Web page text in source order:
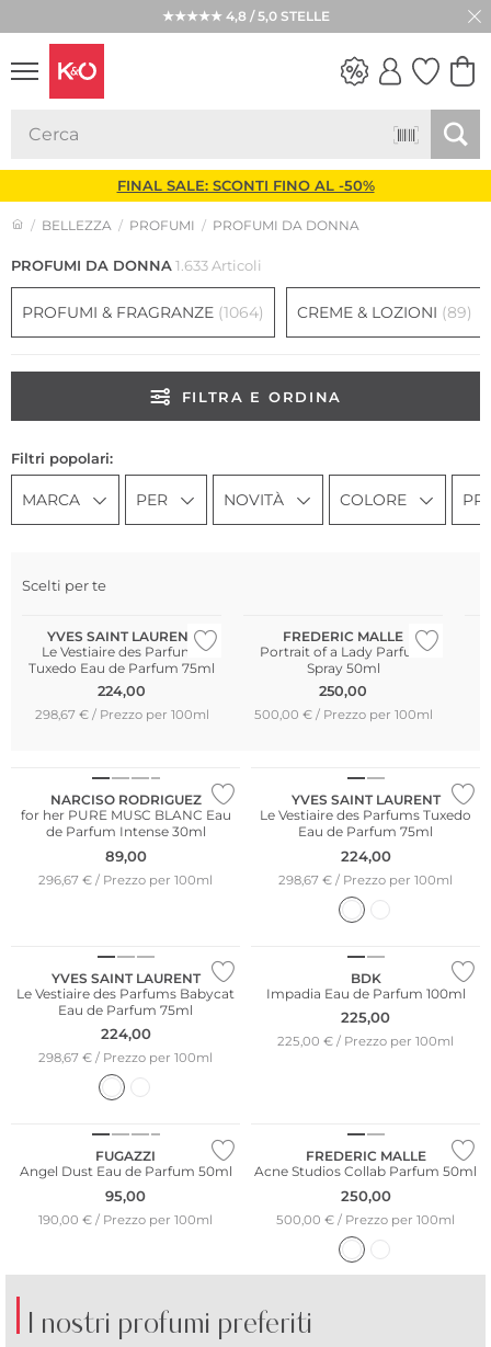
★★★★★ 4,8 / 5,0 STELLE
FINAL SALE: SCONTI FINO AL -50%
BELLEZZA PROFUMI PROFUMI DA DONNA
PROFUMI DA DONNA1.633 Articoli
PROFUMI & FRAGRANZE (1064) CREME & LOZIONI (89)
FILTRA E ORDINA
Filtri popolari:
MARCA PER NOVITÀ COLORE
Scelti per te
YVES SAINT LAURENT
Le Vestiaire des Parfums
Tuxedo Eau de Parfum 75ml
224,00
298,67 € / Prezzo per 100ml
FREDERIC MALLE
Portrait of a Lady Parfum
Spray 50ml
250,00
500,00 € / Prezzo per 100ml
NARCISO RODRIGUEZ
for her PURE MUSC BLANC Eau
de Parfum Intense 30ml
89,00
296,67 € / Prezzo per 100ml
YVES SAINT LAURENT
Le Vestiaire des Parfums Tuxedo
Eau de Parfum 75ml
224,00
298,67 € / Prezzo per 100ml
YVES SAINT LAURENT
Le Vestiaire des Parfums Babycat
Eau de Parfum 75ml
224,00
298,67 € / Prezzo per 100ml
BDK
Impadia Eau de Parfum 100ml
225,00
225,00 € / Prezzo per 100ml
FUGAZZI
Angel Dust Eau de Parfum 50ml
95,00
190,00 € / Prezzo per 100ml
FREDERIC MALLE
Acne Studios Collab Parfum 50ml
250,00
500,00 € / Prezzo per 100ml
I nostri profumi preferiti